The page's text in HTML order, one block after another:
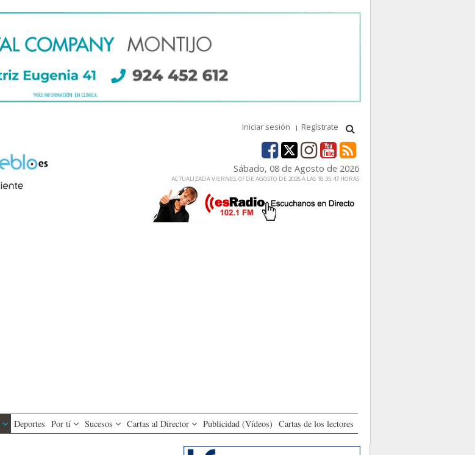
Iniciar sesión Regístrate
Sábado, 08 de Agosto de 2026
ACTUALIZADA VIERNES, 07 DE AGOSTO DE 2026 A LAS 18:35:47 HORAS
Deportes Por tí Sucesos Cartas al Director Publicidad (Vídeos) Cartas de los lectores